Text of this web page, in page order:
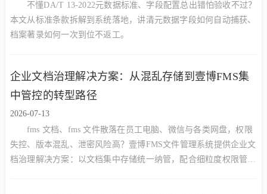
不懂DA/T 13-2022元数据标准、字段配置总出错怕验收不过？
本文从标准条款拆解到系统落地，讲清元数据字段如何自动捕获、
档案著录如何一次到位不返工。
企业文档治理解决方案：从混乱存储到壹博FMS集
中管控的转型路径
2026-07-13
fms 文档、fms 文件散落在员工电脑、微信与各类网盘，权限
失控、版本混乱、泄密风险高？壹博FMS文件管理系统提供企业文
档治理解决方案：以文档集中存储统一纳管，配合细粒度权限管